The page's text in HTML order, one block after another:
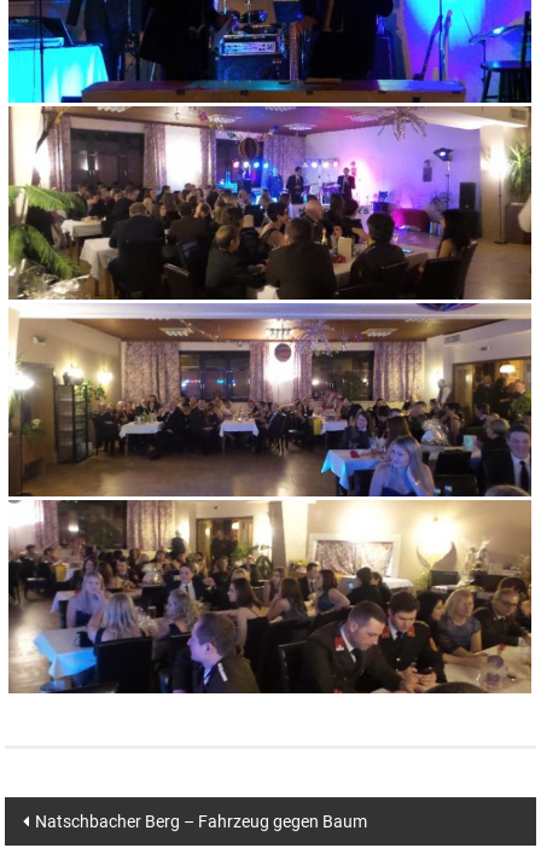
Beitragsnavigation
Natschbacher Berg – Fahrzeug gegen Baum